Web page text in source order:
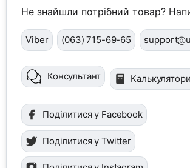
Не знайшли потрібний товар?
Viber (063) 715-69-65
Консультант
Поділитися у Facebook
Поділитися у Twitter